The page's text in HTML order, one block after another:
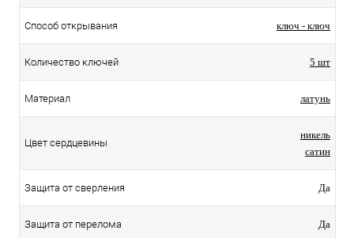
Способ открывания ключ - ключ
Количество ключей 5 шт
Материал латунь
Цвет сердцевины
никель
сатин
Защита от сверления Да
Защита от перелома Да